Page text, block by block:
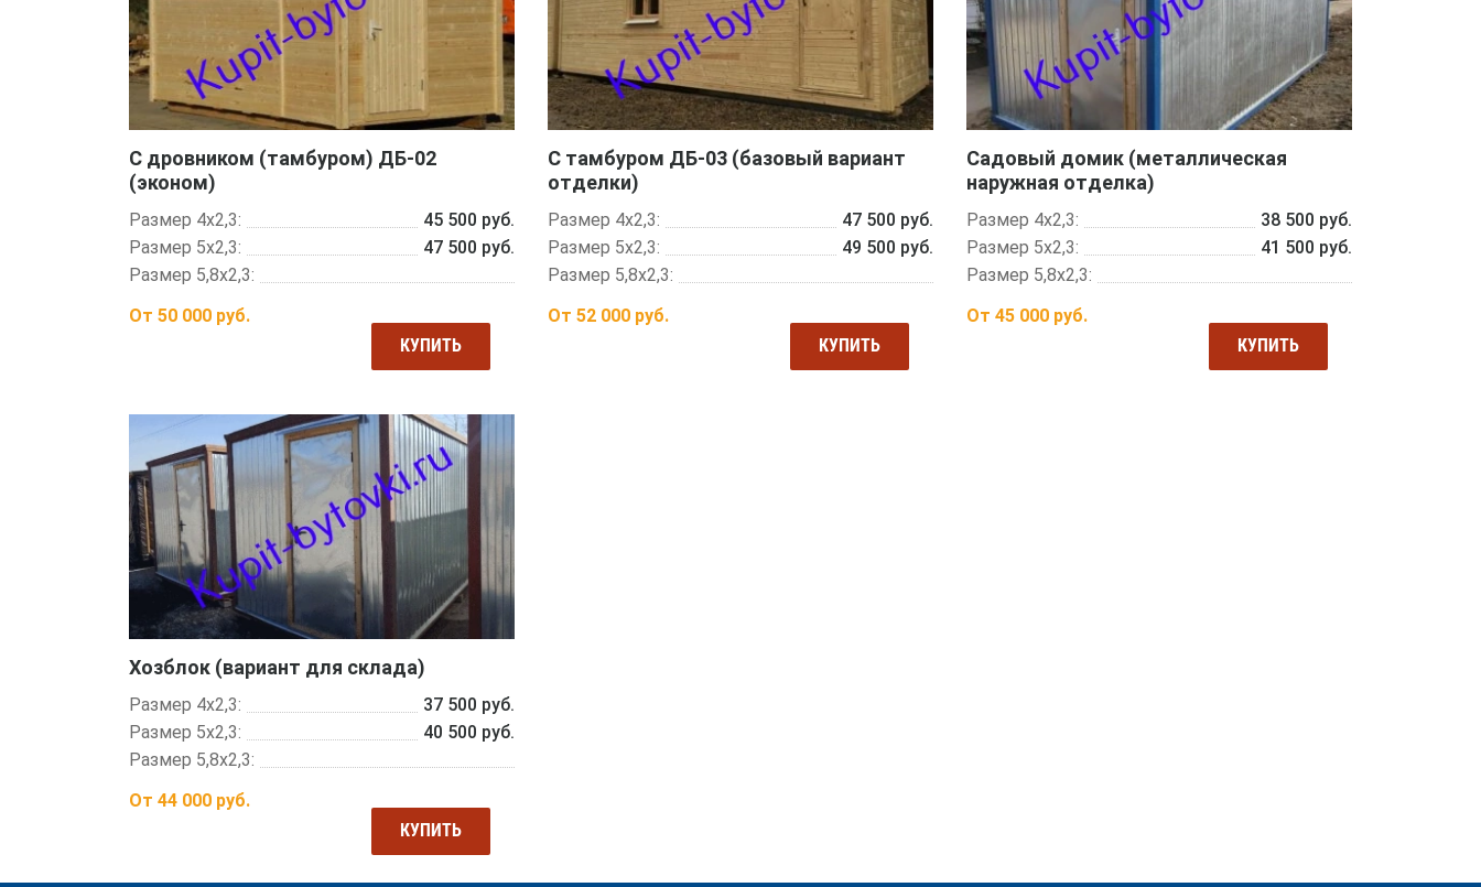
С дровником (тамбуром) ДБ-02
(эконом)
Размер 4х2,3:
45 500 руб.
Размер 5х2,3:
47 500 руб.
Размер 5,8х2,3:
От 50 000 руб.
КУПИТЬ
С тамбуром ДБ-03 (базовый вариант
отделки)
Размер 4х2,3:
47 500 руб.
Размер 5х2,3:
49 500 руб.
Размер 5,8х2,3:
От 52 000руб.
КУПИТЬ
Садовый домик (металлическая
наружная отделка)
Размер 4х2,3:
38 500 руб.
Размер 5х2,3:
41 500 руб.
Размер 5,8х2,3:
От 45 000руб.
КУПИТЬ
Хозблок (вариант для склада)
Размер 4х2,3:
37 500 руб.
Размер 5х2,3:
40 500 руб.
Размер 5,8х2,3:
От 44 000 руб.
КУПИТЬ